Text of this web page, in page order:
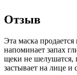
Отзыв
Эта маска
напоминает запах
щеки не шелушатся,
застывает на лице